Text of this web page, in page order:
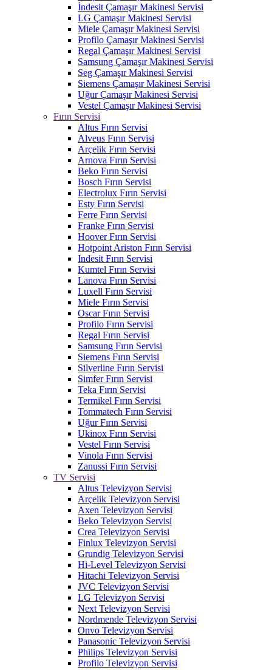
İndesit Çamaşır Makinesi Servisi
LG Çamaşır Makinesi Servisi
Miele Çamaşır Makinesi Servisi
Profilo Çamaşır Makinesi Servisi
Regal Çamaşır Makinesi Servisi
Samsung Çamaşır Makinesi Servisi
Seg Çamaşır Makinesi Servisi
Siemens Çamaşır Makinesi Servisi
Uğur Çamaşır Makinesi Servisi
Vestel Çamaşır Makinesi Servisi
Fırın Servisi
Altus Fırın Servisi
Alveus Fırın Servisi
Arçelik Fırın Servisi
Arnova Fırın Servisi
Beko Fırın Servisi
Bosch Fırın Servisi
Electrolux Fırın Servisi
Esty Fırın Servisi
Ferre Fırın Servisi
Franke Fırın Servisi
Hoover Fırın Servisi
Hotpoint Ariston Fırın Servisi
Indesit Fırın Servisi
Kumtel Fırın Servisi
Lanova Fırın Servisi
Luxell Fırın Servisi
Miele Fırın Servisi
Oscar Fırın Servisi
Profilo Fırın Servisi
Regal Fırın Servisi
Samsung Fırın Servisi
Siemens Fırın Servisi
Silverline Fırın Servisi
Simfer Fırın Servisi
Teka Fırın Servisi
Termikel Fırın Servisi
Tommatech Fırın Servisi
Uğur Fırın Servisi
Ukinox Fırın Servisi
Vestel Fırın Servisi
Vinola Fırın Servisi
Zanussi Fırın Servisi
TV Servisi
Altus Televizyon Servisi
Arçelik Televizyon Servisi
Axen Televizyon Servisi
Beko Televizyon Servisi
Crea Televizyon Servisi
Finlux Televizyon Servisi
Grundig Televizyon Servisi
Hi-Level Televizyon Servisi
Hitachi Televizyon Servisi
JVC Televizyon Servisi
LG Televizyon Servisi
Next Televizyon Servisi
Nordmende Televizyon Servisi
Onvo Televizyon Servisi
Panasonic Televizyon Servisi
Philips Televizyon Servisi
Profilo Televizyon Servisi